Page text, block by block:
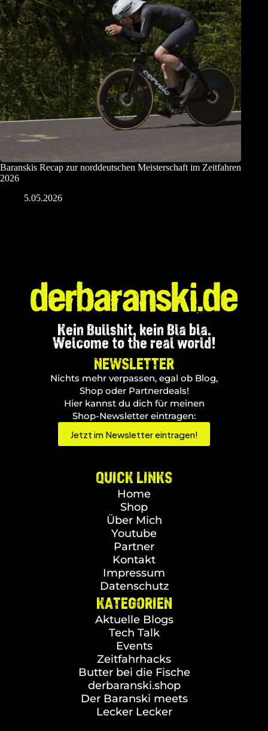
Baranskis Recap zur norddeutschen Meisterschaft im Zeitfahren
2026
5.05.2026
Kein Bullshit, kein Bla bla.
Welcome to the real world!
NEWSLETTER
Nichts mehr verpassen, egal ob Blog,
Shop oder Partnerdeals!
Hier kannst du dich für meinen
Shop-Newsletter eintragen:
Jetzt im Newsletter eintragen!
QUICK LINKS
Home
Shop
Über Mich
Youtube
Partner
Kontakt
Impressum
Datenschutz
KATEGORIEN
Aktuelle Blogs
Tech Talk
Events
Zeitfahrhacks
Butter bei die Fische
derbaranski.shop
Der Baranski meets
Lecker Lecker